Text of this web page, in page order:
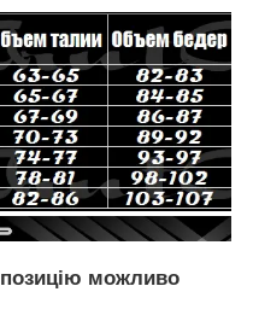
можливо